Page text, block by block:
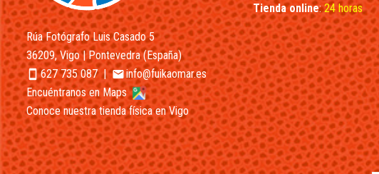
Rúa Fotógrafo Luis Casado 5
36209, Vigo | Pontevedra (España)
smartphone627 735 087|emailinfo@fuikaomar.es
Encuéntranos en Maps
Conoce nuestra tienda física en Vigo
Tienda online:24 horas